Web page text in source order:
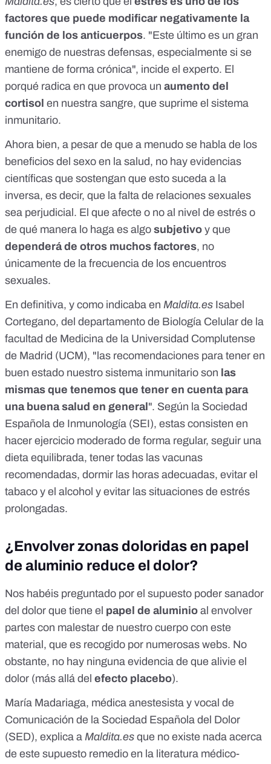
factores que puede modificar negativamente la
función de los anticuerpos. "Este último es un gran
enemigo de nuestras defensas, especialmente si se
mantiene de forma crónica", incide el experto. El
porqué radica en que provoca un aumento del
cortisol en nuestra sangre, que suprime el sistema
inmunitario.
Ahora bien, a pesar de que a menudo se habla de los
beneficios del sexo en la salud, no hay evidencias
científicas que sostengan que esto suceda a la
inversa, es decir, que la falta de relaciones sexuales
sea perjudicial. El que afecte o no al nivel de estrés o
de qué manera lo haga es algo subjetivo y que
dependerá de otros muchos factores, no
únicamente de la frecuencia de los encuentros
sexuales.
En definitiva, y como indicaba en Maldita.es Isabel
Cortegano, del departamento de Biología Celular de la
facultad de Medicina de la Universidad Complutense
de Madrid (UCM), "las recomendaciones para tener en
buen estado nuestro sistema inmunitario son las
mismas que tenemos que tener en cuenta para
una buena salud en general ". Según la Sociedad
Española de Inmunología (SEI), estas consisten en
hacer ejercicio moderado de forma regular, seguir una
dieta equilibrada, tener todas las vacunas
recomendadas, dormir las horas adecuadas, evitar el
tabaco y el alcohol y evitar las situaciones de estrés
prolongadas.
¿Envolver zonas doloridas en papel
de aluminio reduce el dolor?
Nos habéis preguntado por el supuesto poder sanador
del dolor que tiene el papel de aluminio al envolver
partes con malestar de nuestro cuerpo con este
material, que es recogido por numerosas webs. No
obstante, no hay ninguna evidencia de que alivie el
dolor (más allá del efecto placebo).
María Madariaga, médica anestesista y vocal de
Comunicación de la Sociedad Española del Dolor
(SED), explica a Maldita.es que no existe nada acerca
de este supuesto remedio en la literatura médico-